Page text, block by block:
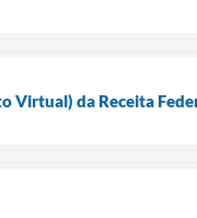
da Receita